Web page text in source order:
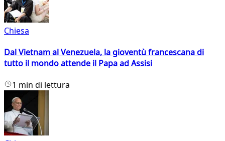
Chiesa
Dal Vietnam al Venezuela, la gioventù francescana di
tutto il mondo attende il Papa ad Assisi
1 min di lettura